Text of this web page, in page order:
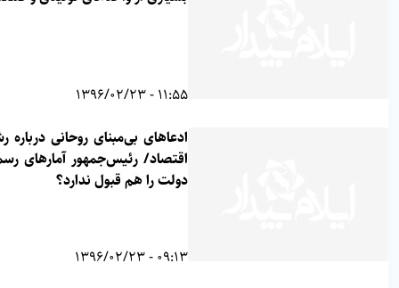
11:55 - 1396/02/23
ادعاهای بی‌مبنای روحانی درباره رشد
اقتصاد/ رئیس‌جمهور آمارهای رسمی
دولت را هم قبول ندارد؟
09:13 - 1396/02/23